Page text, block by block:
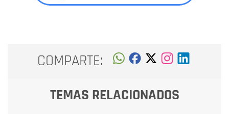
COMPARTE:
TEMAS RELACIONADOS